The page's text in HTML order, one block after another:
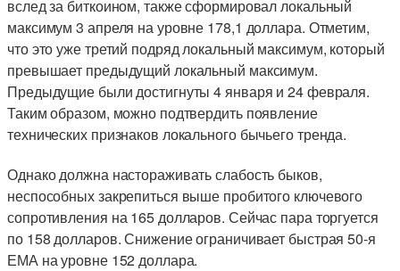
вслед за биткоином, также сформировал локальный
максимум 3 апреля на уровне 178,1 доллара. Отметим,
что это уже третий подряд локальный максимум, который
превышает предыдущий локальный максимум.
Предыдущие были достигнуты 4 января и 24 февраля.
Таким образом, можно подтвердить появление
технических признаков локального бычьего тренда.
Однако должна настораживать слабость быков,
неспособных закрепиться выше пробитого ключевого
сопротивления на 165 долларов. Сейчас пара торгуется
по 158 долларов. Снижение ограничивает быстрая 50-я
ЕМА на уровне 152 доллара.